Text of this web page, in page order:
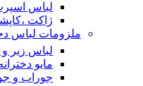
لباس
ژاکت
ملزومات لباس
لباس زیر
مایو
جوراب و